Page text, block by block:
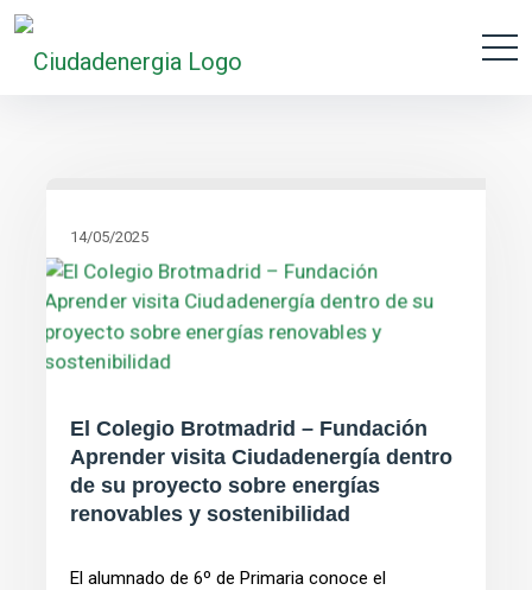
14/05/2025
El Colegio Brotmadrid – Fundación
Aprender visita Ciudadenergía dentro
de su proyecto sobre energías
renovables y sostenibilidad
El alumnado de 6º de Primaria conoce el